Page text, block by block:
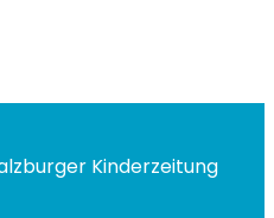
Kinderzeitung